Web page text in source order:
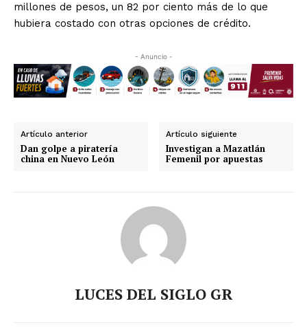
millones de pesos, un 82 por ciento más de lo que
hubiera costado con otras opciones de crédito.
- Anuncio -
Artículo anterior
Dan golpe a piratería
china en Nuevo León
Artículo siguiente
Investigan a Mazatlán
Femenil por apuestas
LUCES DEL SIGLO GR